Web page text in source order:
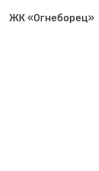
ЖК «Огнеборец»